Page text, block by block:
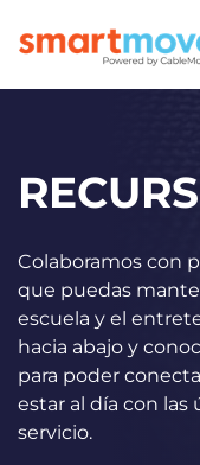
Colaboramos con
que puedas
escuela y el
hacia abajo y
para poder
estar al día con las
servicio.